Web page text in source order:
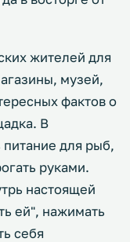
жителей для
музей,
фактов о
В
для рыб,
руками.
настоящей
ей", нажимать
себя